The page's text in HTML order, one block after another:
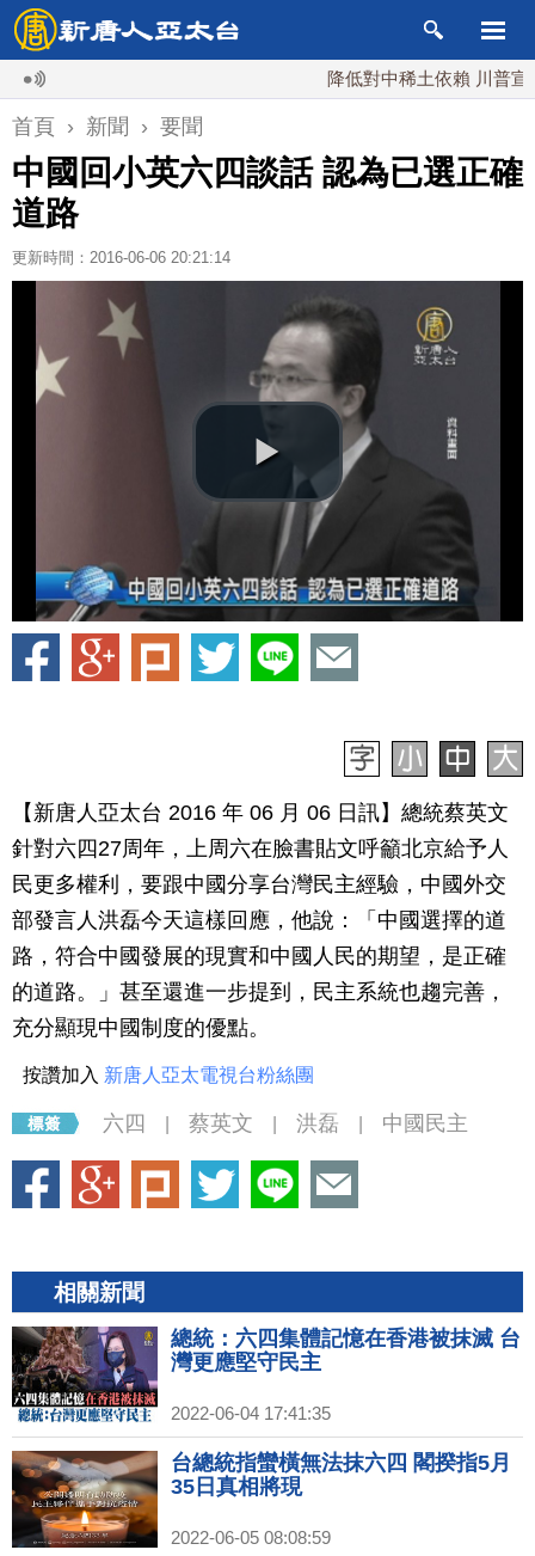
降低對中稀土依賴 川普宣布礦
首頁 › 新聞 › 要聞
中國回小英六四談話 認為已選正確
道路
更新時間：2016-06-06 20:21:14
【新唐人亞太台 2016 年 06 月 06 日訊】總統蔡英文
針對六四27周年，上周六在臉書貼文呼籲北京給予人
民更多權利，要跟中國分享台灣民主經驗，中國外交
部發言人洪磊今天這樣回應，他說：「中國選擇的道
路，符合中國發展的現實和中國人民的期望，是正確
的道路。」甚至還進一步提到，民主系統也趨完善，
充分顯現中國制度的優點。
按讚加入 新唐人亞太電視台粉絲團
六四 蔡英文 洪磊 中國民主
相關新聞
總統：六四集體記憶在香港被抹滅 台
灣更應堅守民主
2022-06-04 17:41:35
台總統指蠻橫無法抹六四 閣揆指5月
35日真相將現
2022-06-05 08:08:59